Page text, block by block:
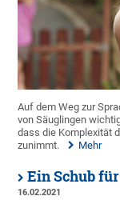
Auf dem Weg zur
von Säuglingen
dass die Komplexität
zunimmt.
Mehr
Ein Schub
16.02.2021